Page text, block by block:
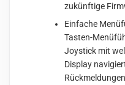
zukünftige
Einfache
Tasten-
Joystick mit
Display